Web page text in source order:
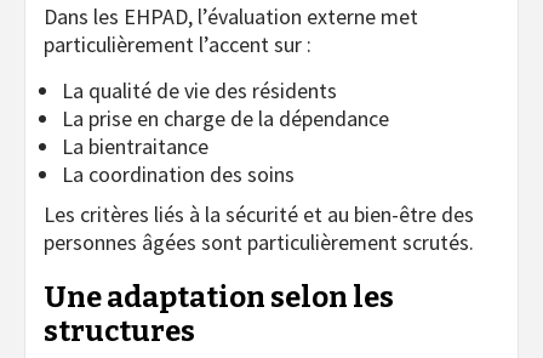
Dans les EHPAD, l’évaluation externe met
particulièrement l’accent sur :
La qualité de vie des résidents
La prise en charge de la dépendance
La bientraitance
La coordination des soins
Les critères liés à la sécurité et au bien-être des
personnes âgées sont particulièrement scrutés.
Une adaptation selon les
structures